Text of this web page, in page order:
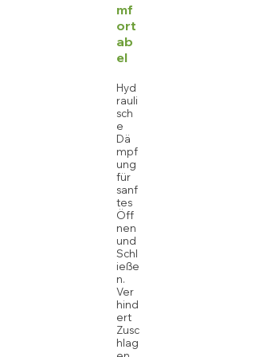
mf
ort
ab
el
Hyd
rauli
sch
e
Dä
mpf
ung
für
sanf
tes
Öff
nen
und
Schl
ieße
n.
Ver
hind
ert
Zusc
hlag